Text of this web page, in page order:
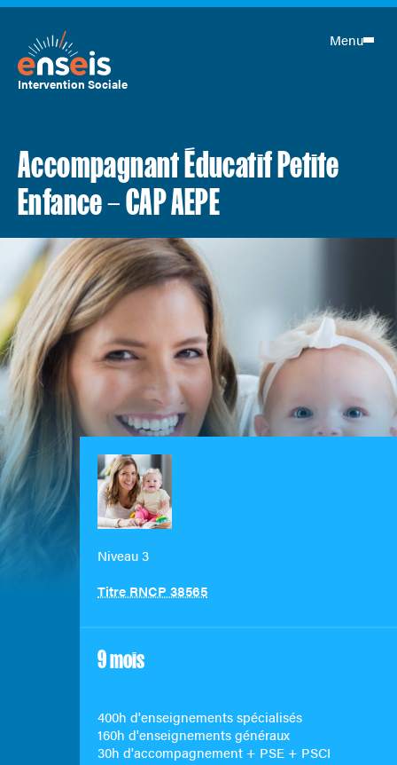
Intervention Sociale
Menu
Accompagnant Éducatif Petite
Enfance – CAP AEPE
Niveau 3
Titre RNCP 38565
9 mois
400h d'enseignements spécialisés
160h d'enseignements généraux
30h d'accompagnement + PSE + PSCI